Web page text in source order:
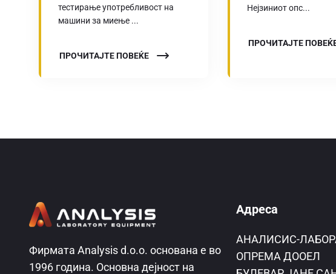
тестирање употребливост на
машини за миење ...
ПРОЧИТАЈТЕ ПОВЕЌЕ
Нејзиниот опс...
ПРОЧИТАЈТЕ
Фирмата Analysis d.o.o. основана е во
1996 година. Основна дејност на
Адреса
AНАЛИСИС-
ОПРЕМА ДООЕЛ